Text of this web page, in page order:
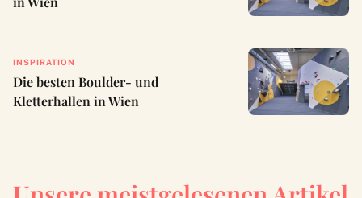
INSPIRATION
Die besten Boulder- und
Kletterhallen in Wien